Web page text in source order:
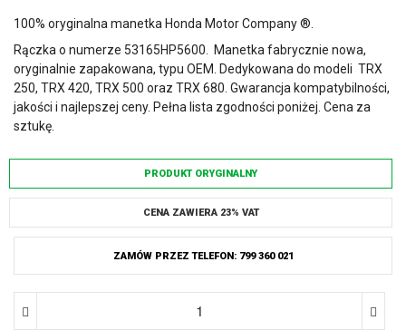
100% oryginalna manetka Honda Motor Company ®.
Rączka o numerze 53165HP5600. Manetka fabrycznie nowa,
oryginalnie zapakowana, typu OEM. Dedykowana do modeli TRX
250, TRX 420, TRX 500 oraz TRX 680. Gwarancja kompatybilności,
jakości i najlepszej ceny. Pełna lista zgodności poniżej. Cena za
sztukę.
PRODUKT ORYGINALNY
CENA ZAWIERA 23% VAT
ZAMÓW PRZEZ TELEFON: 799 360 021